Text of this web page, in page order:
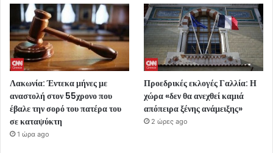
Λακωνία: Έντεκα μήνες με
αναστολή στον 55χρονο που
έβαλε την σορό του πατέρα του
σε καταψύκτη
1 ώρα ago
Προεδρικές εκλογές Γαλλία: Η
χώρα «δεν θα ανεχθεί καμιά
απόπειρα ξένης ανάμειξης»
2 ώρες ago